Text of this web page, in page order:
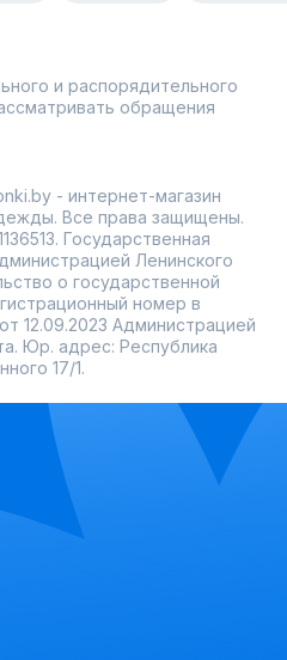
и распорядительного
обращения
- интернет-магазин
Все права защищены.
Государственная
Ленинского
о государственной
номер в
12.09.2023 Администрацией
Юр. адрес: Республика
17/1.